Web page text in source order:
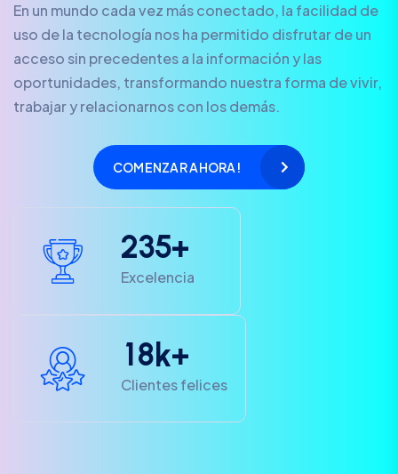
En un mundo cada vez más conectado, la facilidad de
uso de la tecnología nos ha permitido disfrutar de un
acceso sin precedentes a la información y las
oportunidades, transformando nuestra forma de vivir,
trabajar y relacionarnos con los demás.
COMENZAR AHORA!
235+
Excelencia
18k+
Clientes felices